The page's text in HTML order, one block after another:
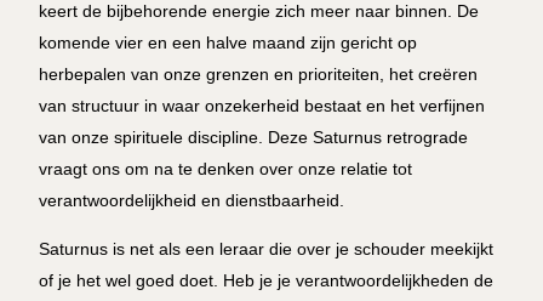
keert de bijbehorende energie zich meer naar binnen. De
komende vier en een halve maand zijn gericht op
herbepalen van onze grenzen en prioriteiten, het creëren
van structuur in waar onzekerheid bestaat en het verfijnen
van onze spirituele discipline. Deze Saturnus retrograde
vraagt ons om na te denken over onze relatie tot
verantwoordelijkheid en dienstbaarheid.
Saturnus is net als een leraar die over je schouder meekijkt
of je het wel goed doet. Heb je je verantwoordelijkheden de